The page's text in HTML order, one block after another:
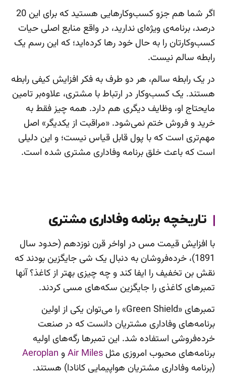
اگر شما هم جزو کسب‌وکارهایی هستید که برای این 20
درصد، برنامه‌ی ویژه‌ای ندارید، در واقع منابع اصلی حیات
کسب‌وکارتان را به حال خود رها کرده‌اید؛ که این رسم یک
رابطه سالم نیست.
در یک رابطه سالم، هر دو طرف به فکر افزایش کیفی رابطه
هستند. یک کسب‌وکار در ارتباط با مشتری، علاوه‌بر تامین
مایحتاج او، وظایف دیگری هم دارد. همه چیز فقط به
خرید و فروش ختم نمی‌شود. «مراقبت از یکدیگر» اصل
مهم‌تری است که با پول قابل قیاس نیست؛ و این دلیلی
است که باعث خلق برنامه وفاداری مشتری شده است.
تاریخچه برنامه وفاداری مشتری
با افزایش قیمت مس در اواخر قرن نوزدهم (حدود سال
1891)، خرده‌فروشان به دنبال یک شی جایگزین بودند که
نقش بن تخفیف را ایفا کند و چه چیزی بهتر از کاغذ؟ آنها
تمبرهای کاغذی را جایگزین سکه‌های مسی کردند.
تمبرهای «Green Shield» را می‌توان یکی از اولین
برنامه‌های وفاداری مشتریان دانست که در صنعت
خرده‌فروشی استفاده شد. این تمبرها رگه‌های اولیه
برنامه‌های محبوب امروزی مثل Air Milesو Aeroplan
(برنامه وفاداری مشتریان هواپیمایی کانادا) هستند.